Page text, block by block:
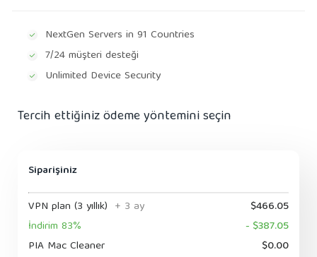
NextGen Servers in 91 Countries
7/24 müşteri desteği
Unlimited Device Security
Tercih ettiğiniz ödeme yöntemini seçin
Siparişiniz
VPN plan (3 yıllık) + 3 ay
$466.05
İndirim 83%
- $387.05
PIA Mac Cleaner
$0.00